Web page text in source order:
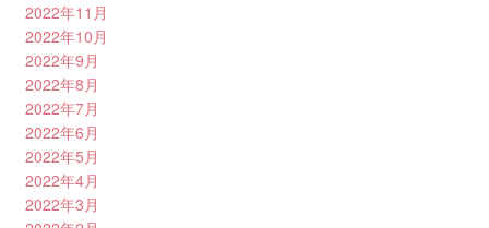
2022年11月
2022年10月
2022年9月
2022年8月
2022年7月
2022年6月
2022年5月
2022年4月
2022年3月